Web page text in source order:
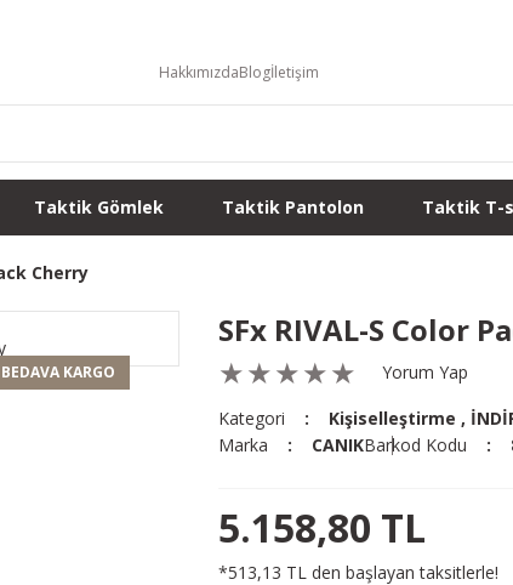
HakkımızdaBlogİletişim
Taktik Gömlek Taktik Pantolon Taktik T-
Cherry
BEDAVA KARGO
SFx RIVAL-S Color
Yorum Yap
Kategori
Kişiselleştirme ,
Marka
CANIKBarkod Kodu
5.158,80 TL
*513,13 TL den başlayan taksitlerle!